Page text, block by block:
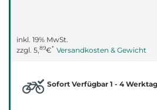
inkl. 19% MwSt.
zzgl. 5,89€* Versandkosten & Gewicht
Sofort Verfügbar 1 - 4